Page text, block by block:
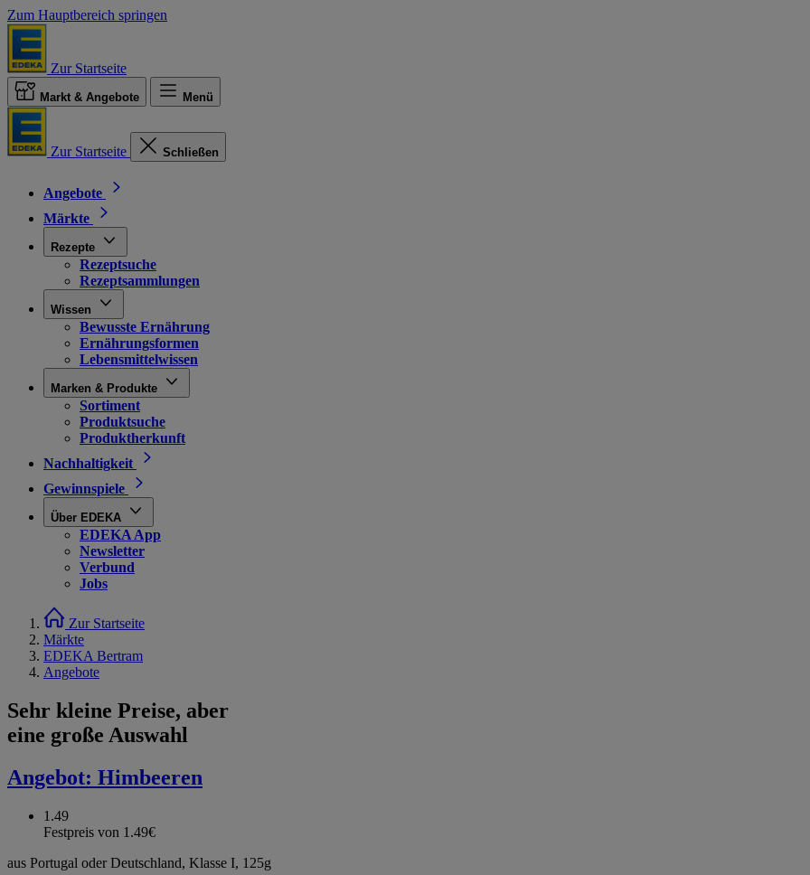
Zum Hauptbereich springen
Zur Startseite
Markt & Angebote Menü
Zur Startseite Schließen
Angebote
Märkte
Rezepte
Rezeptsuche
Rezeptsammlungen
Wissen
Bewusste Ernährung
Ernährungsformen
Lebensmittelwissen
Marken & Produkte
Sortiment
Produktsuche
Produktherkunft
Nachhaltigkeit
Gewinnspiele
Über EDEKA
EDEKA App
Newsletter
Verbund
Jobs
Zur Startseite
Märkte
EDEKA Bertram
Angebote
Sehr kleine Preise, aber
eine große Auswahl
Angebot: Himbeeren
1.49
Festpreis von 1.49€
aus Portugal oder Deutschland, Klasse I, 125g